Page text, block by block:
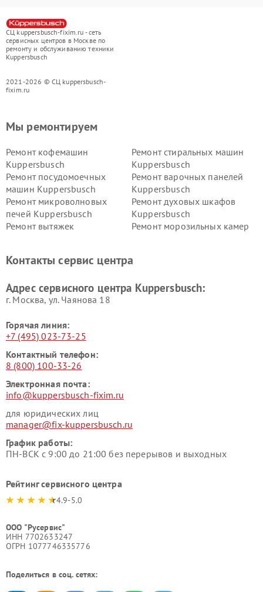
СЦ kuppersbusch-fixim.ru - сеть
сервисных центров в Москве по
ремонту и обслуживанию техники
Kuppersbusch
2021-2026 © СЦ kuppersbusch-
fixim.ru
Мы ремонтируем
Ремонт кофемашин
Kuppersbusch
Ремонт стиральных машин
Kuppersbusch
Ремонт посудомоечных
машин Kuppersbusch
Ремонт варочных панелей
Kuppersbusch
Ремонт микроволновых
печей Kuppersbusch
Ремонт духовых шкафов
Kuppersbusch
Ремонт вытяжек
Ремонт морозильных камер
Kuppersbusch
вакуумных упаковщиков
Ремонт сушильных машин Kuppersbusch
Контакты сервис центра
Адрес сервисного центра Kuppersbusch:
г. Москва, ул. Чаянова 18
Горячая линия:
+7 (495) 023-73-25
Контактный телефон:
8 (800) 100-33-26
Электронная почта:
info@kuppersbusch-fixim.ru
для юридических лиц
manager@fix-kuppersbusch.ru
График работы:
ПН-ВСК с 9:00 до 21:00 без перерывов и выходных
Рейтинг сервисного центра
4.9-5.0
ООО "Русервис"
ИНН 7702633247
ОГРН 1077746335776
Поделиться в соц. сетях: